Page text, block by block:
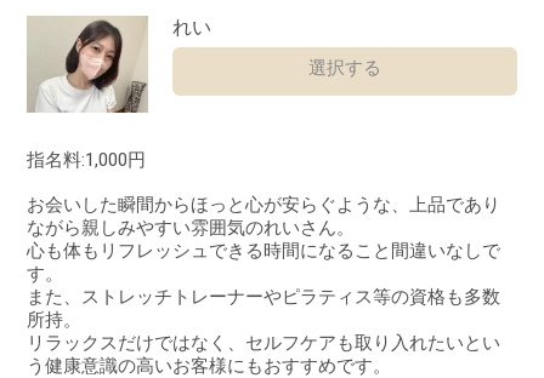
指名料:1,000円
お会いした瞬間からほっと心が安らぐような、上品であり
ながら親しみやすい雰囲気のれいさん。
心も体もリフレッシュできる時間になること間違いなしで
す。
また、ストレッチトレーナーやピラティス等の資格も多数
所持。
リラックスだけではなく、セルフケアも取り入れたいとい
う健康意識の高いお客様にもおすすめです。
れい
選択する